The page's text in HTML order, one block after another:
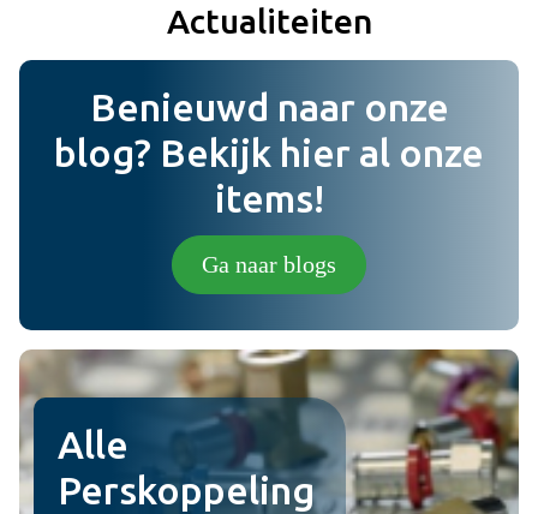
Foto (niet verplicht) (jpg,png).
Plaats review
Actualiteiten
Benieuwd naar onze
blog? Bekijk hier al onze
items!
Ga naar blogs
Alle
Perskoppeling